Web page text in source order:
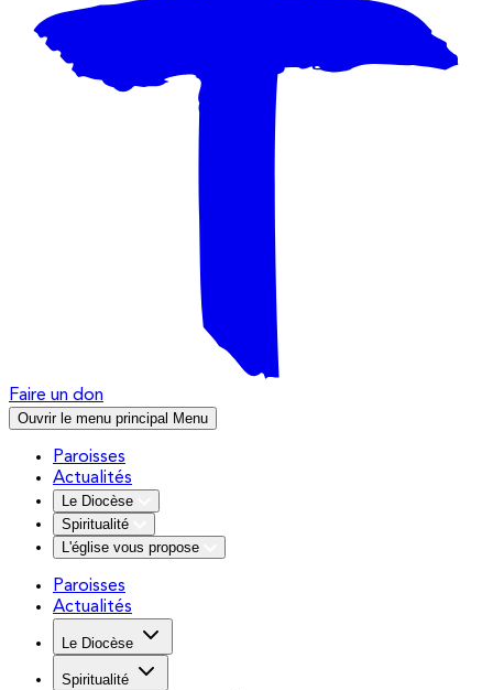
Faire un don
Ouvrir le menu principal Menu
Paroisses
Actualités
Le Diocèse
Spiritualité
L'église vous propose
Paroisses
Actualités
Le Diocèse
Spiritualité